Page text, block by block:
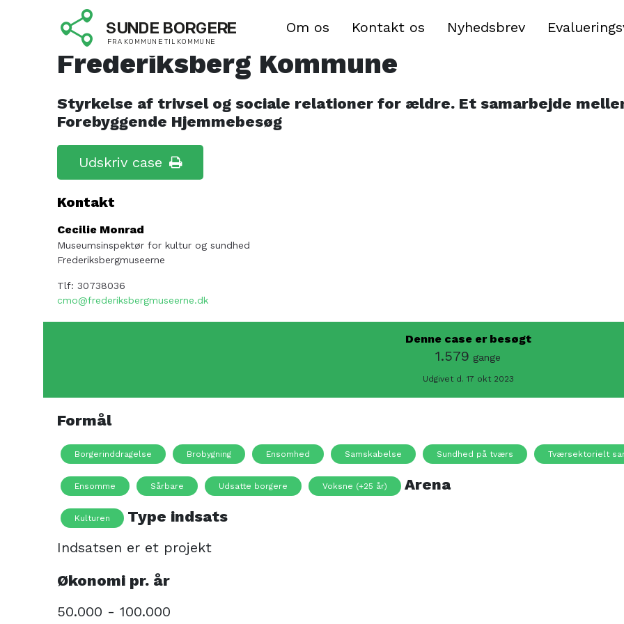
Om os Kontakt os Nyhedsbrev
Netværksgrupper for socialt isolerede
Frederiksberg Kommune
Styrkelse af trivsel og sociale relationer for ældre. Et samarbejde
Forebyggende Hjemmebesøg
Udskriv case
Kontakt
Cecilie Monrad
Museumsinspektør for kultur og sundhed
Frederiksbergmuseerne
Tlf: 30738036
cmo@frederiksbergmuseerne.dk
Denne case er besøgt
1.579 gange
Udgivet d. 17 okt 2023
Formål
Borgerinddragelse Brobygning Ensomhed Samskabelse Sundhed på tværs Tværsektorielt
Ensomme Sårbare Udsatte borgere Voksne (+25 år) Arena
Kulturen Type indsats
Indsatsen er et projekt
Økonomi pr. år
50.000 - 100.000